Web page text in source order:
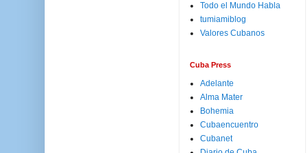
Todo el Mundo Habla
tumiamiblog
Valores Cubanos
Cuba Press
Adelante
Alma Mater
Bohemia
Cubaencuentro
Cubanet